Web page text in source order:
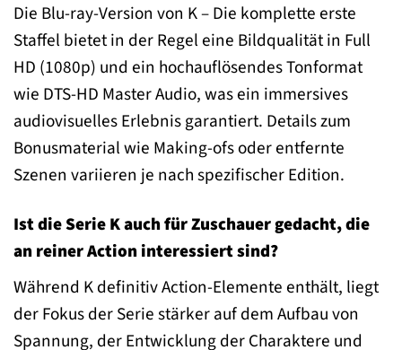
Die Blu-ray-Version von K – Die komplette erste
Staffel bietet in der Regel eine Bildqualität in Full
HD (1080p) und ein hochauflösendes Tonformat
wie DTS-HD Master Audio, was ein immersives
audiovisuelles Erlebnis garantiert. Details zum
Bonusmaterial wie Making-ofs oder entfernte
Szenen variieren je nach spezifischer Edition.
Ist die Serie K auch für Zuschauer gedacht, die
an reiner Action interessiert sind?
Während K definitiv Action-Elemente enthält, liegt
der Fokus der Serie stärker auf dem Aufbau von
Spannung, der Entwicklung der Charaktere und